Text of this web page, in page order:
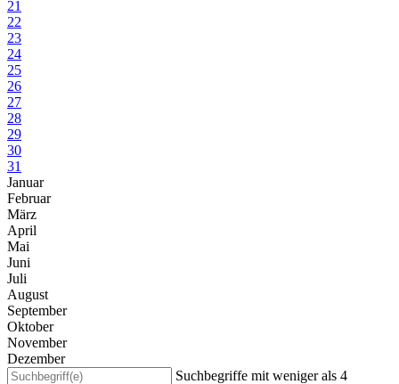
21
22
23
24
25
26
27
28
29
30
31
Januar
Februar
März
April
Mai
Juni
Juli
August
September
Oktober
November
Dezember
Suchbegriffe mit weniger als 4